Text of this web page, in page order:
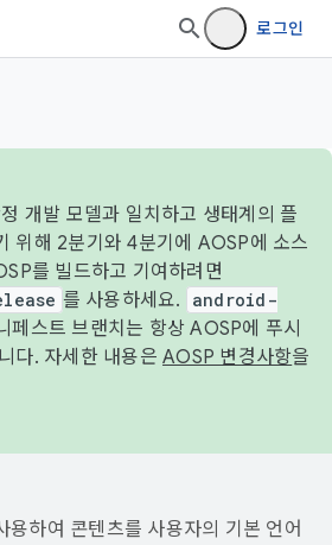
로그인
개발 모델과 일치하고 생태계의 플
위해 2분기와 4분기에 AOSP에 소스
를 빌드하고 기여하려면
를 사용하세요.
android-
페스트 브랜치는 항상 AOSP에 푸시
다. 자세한 내용은 AOSP 변경사항을
하여 콘텐츠를 사용자의 기본 언어